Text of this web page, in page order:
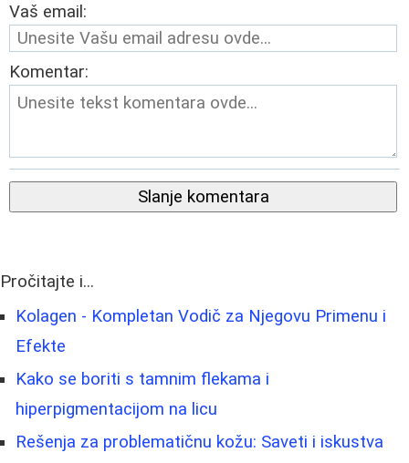
Vaš email:
Komentar:
Slanje komentara
Pročitajte i...
Kolagen - Kompletan Vodič za Njegovu Primenu i
Efekte
Kako se boriti s tamnim flekama i
hiperpigmentacijom na licu
Rešenja za problematičnu kožu: Saveti i iskustva